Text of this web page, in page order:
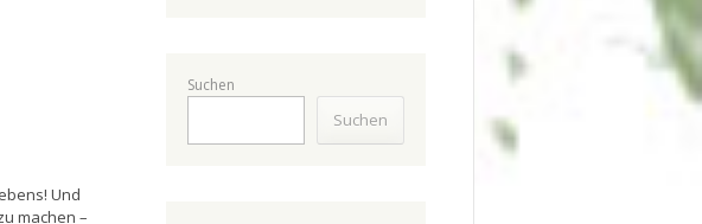
Und
machen –
Suchen
Suchen